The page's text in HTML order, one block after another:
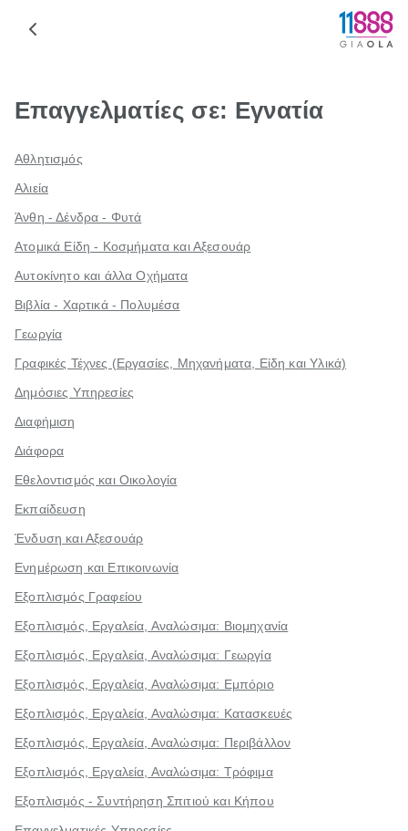
Επαγγελματίες σε: Εγνατία
Αθλητισμός
Αλιεία
Άνθη - Δένδρα - Φυτά
Ατομικά Είδη - Κοσμήματα και Αξεσουάρ
Αυτοκίνητο και άλλα Οχήματα
Βιβλία - Χαρτικά - Πολυμέσα
Γεωργία
Γραφικές Τέχνες (Εργασίες, Μηχανήματα, Είδη και Υλικά)
Δημόσιες Υπηρεσίες
Διαφήμιση
Διάφορα
Εθελοντισμός και Οικολογία
Εκπαίδευση
Ένδυση και Αξεσουάρ
Ενημέρωση και Επικοινωνία
Εξοπλισμός Γραφείου
Εξοπλισμός, Εργαλεία, Αναλώσιμα: Βιομηχανία
Εξοπλισμός, Εργαλεία, Αναλώσιμα: Γεωργία
Εξοπλισμός, Εργαλεία, Αναλώσιμα: Εμπόριο
Εξοπλισμός, Εργαλεία, Αναλώσιμα: Κατασκευές
Εξοπλισμός, Εργαλεία, Αναλώσιμα: Περιβάλλον
Εξοπλισμός, Εργαλεία, Αναλώσιμα: Τρόφιμα
Εξοπλισμός - Συντήρηση Σπιτιού και Κήπου